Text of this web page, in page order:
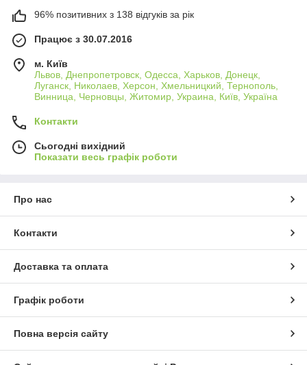
96% позитивних з 138 відгуків за рік
Працює з 30.07.2016
м. Київ
Львов, Днепропетровск, Одесса, Харьков, Донецк,
Луганск, Николаев, Херсон, Хмельницкий, Тернополь,
Винница, Черновцы, Житомир, Украина, Київ, Україна
Контакти
Сьогодні вихідний
Показати весь графік роботи
Про нас
Контакти
Доставка та оплата
Графік роботи
Повна версія сайту